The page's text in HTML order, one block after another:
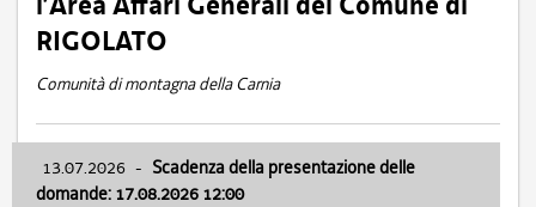
RIGOLATO
Comunità di montagna della Carnia
13.07.2026 - Scadenza della presentazione delle
domande: 17.08.2026 12:00